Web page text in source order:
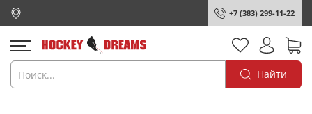
+7 (383) 299-11-22
Найти